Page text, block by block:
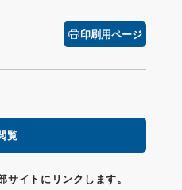
印刷用ページ
覧
サイトにリンクします。